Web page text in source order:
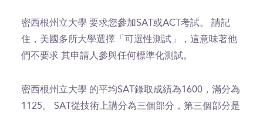
密西根州立大學 要求您參加SAT或ACT考試。 請記
住，美國多所大學選擇「可選性測試」，這意味著他
們不要求 其申請人參與任何標準化測試。
密西根州立大學 的平均SAT錄取成績為1600，滿分為
1125。 SAT從技術上講分為三個部分，第三個部分是